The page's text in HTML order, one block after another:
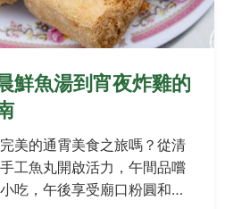
鮮魚湯到宵夜炸雞的
美的通霄美食之旅嗎？從清
工魚丸開啟活力，午間品嚐
吃，午後享受廟口粉圓和鹹